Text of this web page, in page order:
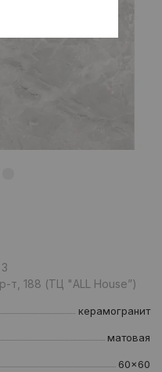
т, 188 (ТЦ "ALL House”)
керамогранит
матовая
60x60